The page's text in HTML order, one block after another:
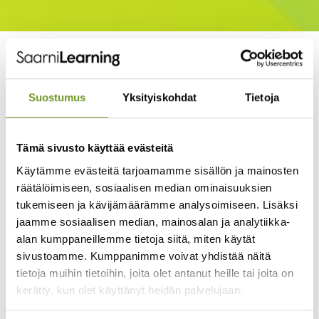
Suostumus Yksityiskohdat Tietoja
Tämä sivusto käyttää evästeitä
Käytämme evästeitä tarjoamamme sisällön ja mainosten
räätälöimiseen, sosiaalisen median ominaisuuksien
tukemiseen ja kävijämäärämme analysoimiseen. Lisäksi
jaamme sosiaalisen median, mainosalan ja analytiikka-
alan kumppaneillemme tietoja siitä, miten käytät
sivustoamme. Kumppanimme voivat yhdistää näitä
tietoja muihin tietoihin, joita olet antanut heille tai joita on
kerätty, kun olet käyttänyt heidän palvelujaan.
Poimi parhaat vinkit
että uudet työntekijät, kumppanit ja muut
Järjestimme 16.1.2025 webinaarin”Tehokkaat
perehdytykset Priimalla” , jossa jaoimme käytännön
vinkkejä perehdyttämisen toteuttamiseen verkkokurssien
avulla.
Webinaari piti sisällään: